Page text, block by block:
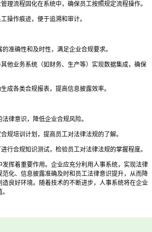
理流程固化在系统中，确保员工按照规定流程操作。
操作痕迹，便于追溯和审计。
准确性和及时性，满足企业合规要求。
他业务系统（如财务、生产等）实现数据集成，确保
成各类合规报表，提高信息披露效率。
律意识，降低企业合规风险。
规培训计划，提高员工对法律法规的了解。
行合规知识测试，检验员工对法律法规的掌握程度。
发挥着重要作用。企业应充分利用人事系统，实现法律
化、信息披露准确及时和员工法律意识提升，从而降
良好环境。随着技术的不断进步，人事系统将在企业